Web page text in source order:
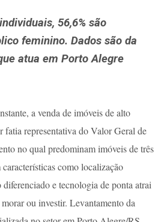
56,6% são
feminino. Dados são da
atua em Porto Alegre
a venda de imóveis de alto
fatia representativa do Valor Geral de
no qual predominam imóveis de três
como localização
e tecnologia de ponta atrai
ou investir. Levantamento da